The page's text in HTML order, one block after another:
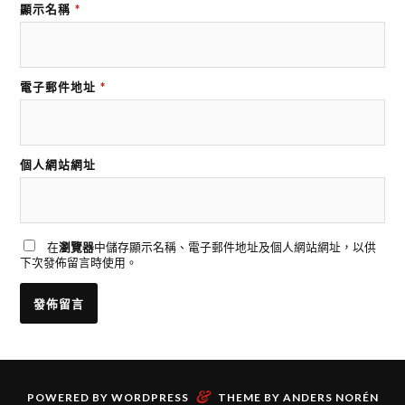
顯示名稱 *
電子郵件地址 *
個人網站網址
在瀏覽器中儲存顯示名稱、電子郵件地址及個人網站網址，以供
下次發佈留言時使用。
POWERED BY WORDPRESS & THEME BY ANDERS NORÉN